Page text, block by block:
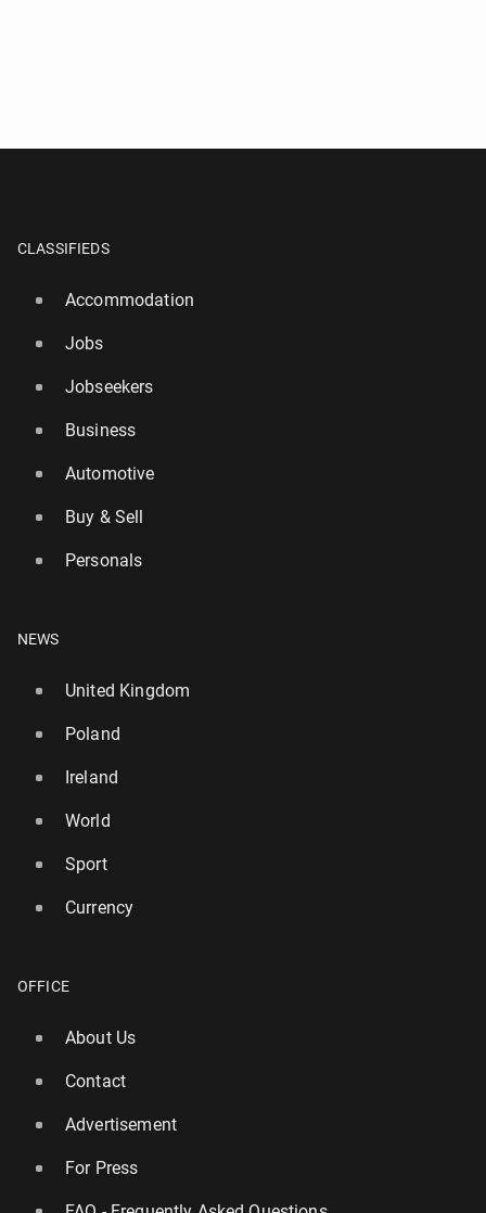
CLASSIFIEDS
Accommodation
Jobs
Jobseekers
Business
Automotive
Buy & Sell
Personals
NEWS
United Kingdom
Poland
Ireland
World
Sport
Currency
OFFICE
About Us
Contact
Advertisement
For Press